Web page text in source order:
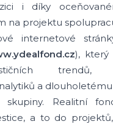
i díky
na projektu
internetové
), který
trendů,
a
skupiny. Realitní
a to do